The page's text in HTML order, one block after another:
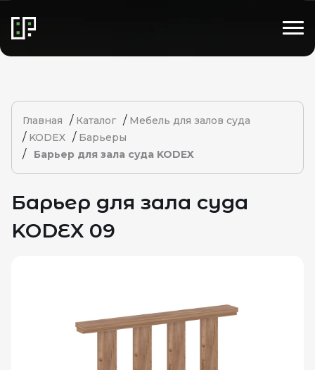
Главная / Каталог / Мебель для залов суда
/ KODEX / Барьеры
/ Барьер для зала суда KODEX
Барьер для зала суда
KODEX 09